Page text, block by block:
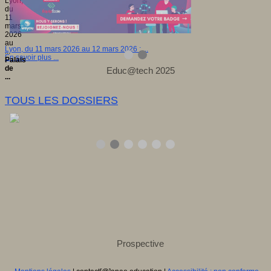
Lyon, du 11 mars 2026 au 12 mars 2026 : ...
En savoir plus ...
du
11
mars
2026
au
...
Palais
de
...
TOUS LES DOSSIERS